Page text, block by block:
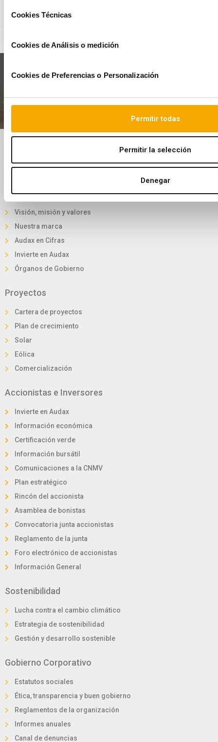
Cookies Técnicas
Cookies de Análisis o medición
Cookies de Preferencias o Personalización
Permitir todas
Permitir la selección
Denegar
Últimas noticias
Quiénes somos
Visión, misión y valores
Nuestra marca
Audax en Cifras
Invierte en Audax
Órganos de Gobierno
Proyectos
Cartera de proyectos
Plan de crecimiento
Solar
Eólica
Comercialización
Accionistas e Inversores
Invierte en Audax
Información económica
Certificación verde
Información bursátil
Comunicaciones a la CNMV
Plan estratégico
Rincón del accionista
Asamblea de bonistas
Convocatoria junta accionistas
Reglamento de la junta
Foro electrónico de accionistas
Información General
Sostenibilidad
Lucha contra el cambio climático
Estrategia de sostenibilidad
Gestión y desarrollo sostenible
Gobierno Corporativo
Estatutos sociales
Ética, transparencia y buen gobierno
Reglamentos de la organización
Informes anuales
Canal de denuncias